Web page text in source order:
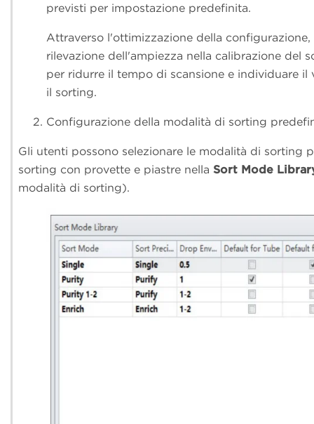
previsti per impostazione predefinita.
Attraverso l'ottimizzazione della
rilevazione dell'ampiezza nella calibrazione del
per ridurre il tempo di scansione e individuare il
il sorting.
Configurazione della modalità di sorting
Gli utenti possono selezionare le modalità di sorting
sorting con provette e piastre nella Sort Mode
modalità di sorting).